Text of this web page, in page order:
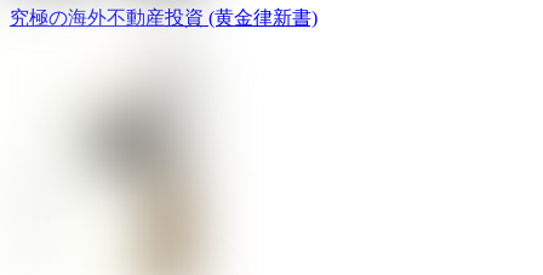
究極の海外不動産投資 (黄金律新書)